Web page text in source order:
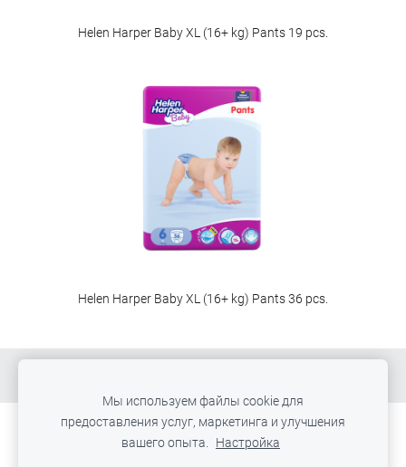
Helen Harper Baby XL (16+ kg) Pants 19 pcs.
Helen Harper Baby XL (16+ kg) Pants 36 pcs.
Файлы cookie
Мы используем файлы cookie для
предоставления услуг, маркетинга и улучшения
вашего опыта. Настройка